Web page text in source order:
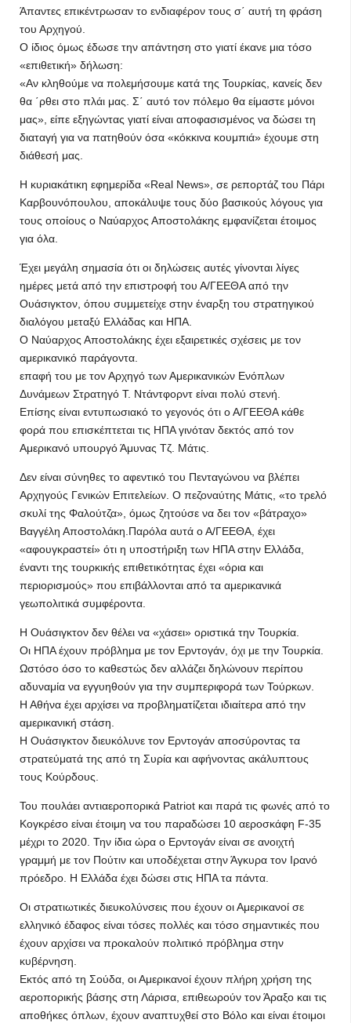
Άπαντες επικέντρωσαν το ενδιαφέρον τους σ΄ αυτή τη φράση
του Αρχηγού.
Ο ίδιος όμως έδωσε την απάντηση στο γιατί έκανε μια τόσο
«επιθετική» δήλωση:
«Αν κληθούμε να πολεμήσουμε κατά της Τουρκίας, κανείς δεν
θα ΄ρθει στο πλάι μας. Σ΄ αυτό τον πόλεμο θα είμαστε μόνοι
μας», είπε εξηγώντας γιατί είναι αποφασισμένος να δώσει τη
διαταγή για να πατηθούν όσα «κόκκινα κουμπιά» έχουμε στη
διάθεσή μας.
Η κυριακάτικη εφημερίδα «Real News», σε ρεπορτάζ του Πάρι
Καρβουνόπουλου, αποκάλυψε τους δύο βασικούς λόγους για
τους οποίους ο Ναύαρχος Αποστολάκης εμφανίζεται έτοιμος
για όλα.
Έχει μεγάλη σημασία ότι οι δηλώσεις αυτές γίνονται λίγες
ημέρες μετά από την επιστροφή του Α/ΓΕΕΘΑ από την
Ουάσιγκτον, όπου συμμετείχε στην έναρξη του στρατηγικού
διαλόγου μεταξύ Ελλάδας και ΗΠΑ.
Ο Ναύαρχος Αποστολάκης έχει εξαιρετικές σχέσεις με τον
αμερικανικό παράγοντα.
επαφή του με τον Αρχηγό των Αμερικανικών Ενόπλων
Δυνάμεων Στρατηγό Τ. Ντάντφορντ είναι πολύ στενή.
Επίσης είναι εντυπωσιακό το γεγονός ότι ο Α/ΓΕΕΘΑ κάθε
φορά που επισκέπτεται τις ΗΠΑ γινόταν δεκτός από τον
Αμερικανό υπουργό Άμυνας Τζ. Μάτις.
Δεν είναι σύνηθες το αφεντικό του Πενταγώνου να βλέπει
Αρχηγούς Γενικών Επιτελείων. Ο πεζοναύτης Μάτις, «το τρελό
σκυλί της Φαλούτζα», όμως ζητούσε να δει τον «βάτραχο»
Βαγγέλη Αποστολάκη.Παρόλα αυτά ο Α/ΓΕΕΘΑ, έχει
«αφουγκραστεί» ότι η υποστήριξη των ΗΠΑ στην Ελλάδα,
έναντι της τουρκικής επιθετικότητας έχει «όρια και
περιορισμούς» που επιβάλλονται από τα αμερικανικά
γεωπολιτικά συμφέροντα.
Η Ουάσιγκτον δεν θέλει να «χάσει» οριστικά την Τουρκία.
Οι ΗΠΑ έχουν πρόβλημα με τον Ερντογάν, όχι με την Τουρκία.
Ωστόσο όσο το καθεστώς δεν αλλάζει δηλώνουν περίπου
αδυναμία να εγγυηθούν για την συμπεριφορά των Τούρκων.
Η Αθήνα έχει αρχίσει να προβληματίζεται ιδιαίτερα από την
αμερικανική στάση.
Η Ουάσιγκτον διευκόλυνε τον Ερντογάν αποσύροντας τα
στρατεύματά της από τη Συρία και αφήνοντας ακάλυπτους
τους Κούρδους.
Του πουλάει αντιαεροπορικά Patriot και παρά τις φωνές από το
Κογκρέσο είναι έτοιμη να του παραδώσει 10 αεροσκάφη F-35
μέχρι το 2020. Την ίδια ώρα ο Ερντογάν είναι σε ανοιχτή
γραμμή με τον Πούτιν και υποδέχεται στην Άγκυρα τον Ιρανό
πρόεδρο. Η Ελλάδα έχει δώσει στις ΗΠΑ τα πάντα.
Οι στρατιωτικές διευκολύνσεις που έχουν οι Αμερικανοί σε
ελληνικό έδαφος είναι τόσες πολλές και τόσο σημαντικές που
έχουν αρχίσει να προκαλούν πολιτικό πρόβλημα στην
κυβέρνηση.
Εκτός από τη Σούδα, οι Αμερικανοί έχουν πλήρη χρήση της
αεροπορικής βάσης στη Λάρισα, επιθεωρούν τον Άραξο και τις
αποθήκες όπλων, έχουν αναπτυχθεί στο Βόλο και είναι έτοιμοι